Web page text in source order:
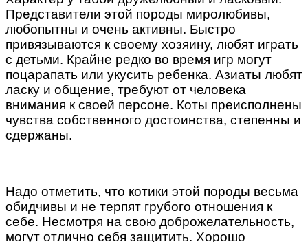
Представители этой породы миролюбивы,
любопытны и очень активны. Быстро
привязываются к своему хозяину, любят играть
с детьми. Крайне редко во время игр могут
поцарапать или укусить ребенка. Азиаты любят
ласку и общение, требуют от человека
внимания к своей персоне. Коты преисполнены
чувства собственного достоинства, степенны и
сдержаны.
Надо отметить, что котики этой породы весьма
обидчивы и не терпят грубого отношения к
себе. Несмотря на свою доброжелательность,
могут отлично себя защитить. Хорошо